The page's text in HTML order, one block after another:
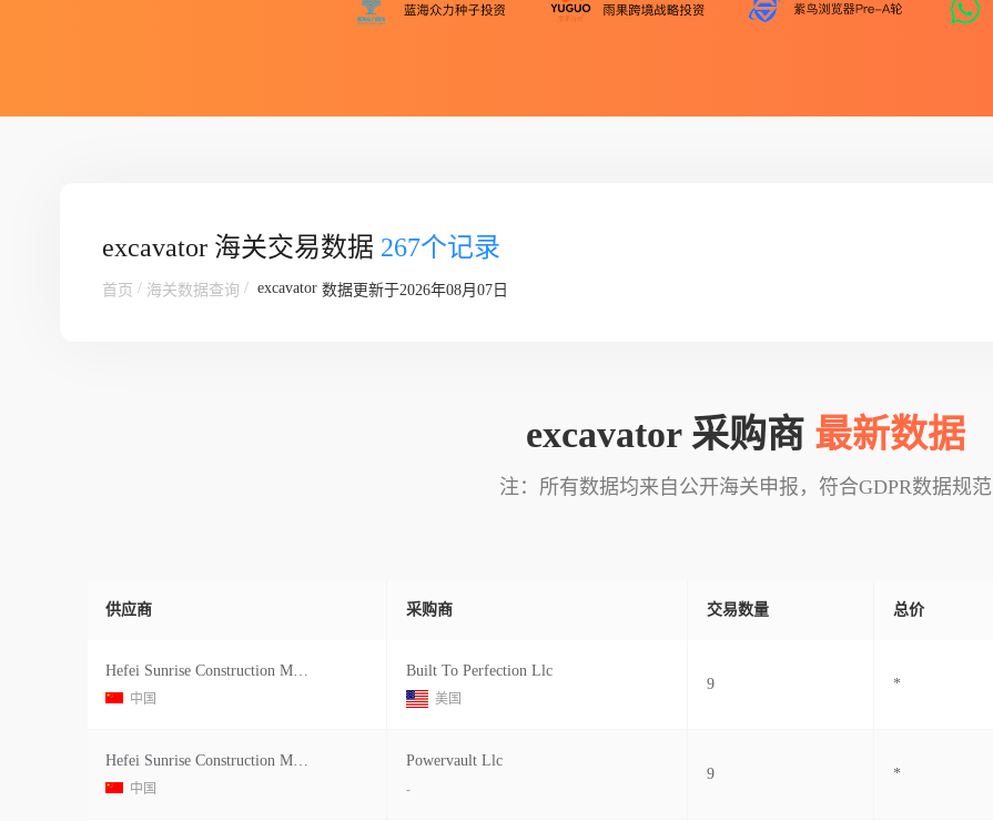
excavator 海关交易数据 267个记录
首页 / 海关数据查询 / excavator 数据更新于2026年08月07日
excavator 采购商 最新数据
注：所有数据均来自公开海关申报，符合GDPR数据规范
供应商 采购商 交易数量 总价
Hefei Sunrise Construction Machiner
中国
Built To Perfection Llc
美国
9 *
Hefei Sunrise Construction Machiner
中国
Powervault Llc
-
9 *